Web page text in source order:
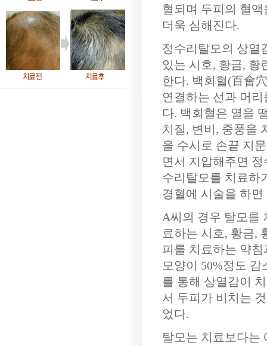
혈되며 두피의 혈
더욱 심해진다.
정수리탈모의 상열
있는 시호, 황금, 황
한다. 백회혈(百會
연결하는 선과 머
다. 백회혈은 열을
치질, 변비, 중풍을
을 수시로 손끝 지
면서 지압해주면
수리탈모를 치료하
경혈에 시술을 하
A씨의 경우 탈모를
료하는 시호, 황금,
피를 치료하는 약
모양이 50%정도
를 통해 상열감이
서 두피가 비치는
었다.
탈모는 치료보다는